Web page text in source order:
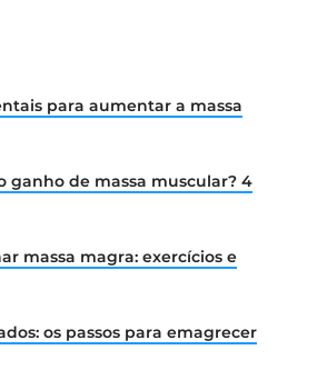
para aumentar a massa
ganho de massa muscular? 4
massa magra: exercícios e
os passos para emagrecer